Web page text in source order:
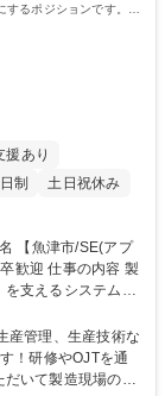
るポジションです。製
援あり
制
土日祝休み
内容 製
支えるシステムの
体験を、ITの力で
ステム
任せします。シス
応しています。 ■
産管理、生産技術な
！研修やOJTを通
いて製造現場のD